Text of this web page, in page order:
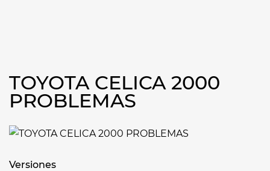
TOYOTA CELICA 2000
PROBLEMAS
Versiones